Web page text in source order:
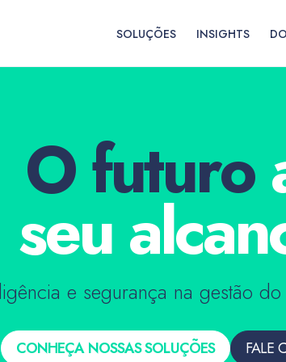
SOLUÇÕES INSIGHTS
O futuro
seu
e segurança na gestão
CONHEÇA NOSSAS SOLUÇÕES FALE